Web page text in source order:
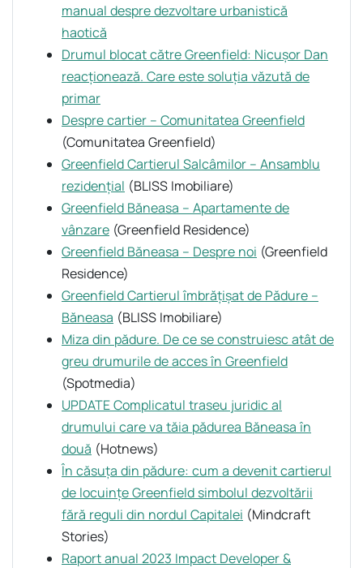
manual despre dezvoltare urbanistică
haotică
Drumul blocat către Greenfield: Nicușor Dan
reacționează. Care este soluția văzută de
primar
Despre cartier – Comunitatea Greenfield
(Comunitatea Greenfield)
Greenfield Cartierul Salcâmilor – Ansamblu
rezidenţial (BLISS Imobiliare)
Greenfield Băneasa – Apartamente de
vânzare (Greenfield Residence)
Greenfield Băneasa – Despre noi (Greenfield
Residence)
Greenfield Cartierul îmbrăţişat de Pădure –
Băneasa (BLISS Imobiliare)
Miza din pădure. De ce se construiesc atât de
greu drumurile de acces în Greenfield
(Spotmedia)
UPDATE Complicatul traseu juridic al
drumului care va tăia pădurea Băneasa în
două (Hotnews)
În căsuța din pădure: cum a devenit cartierul
de locuințe Greenfield simbolul dezvoltării
fără reguli din nordul Capitalei (Mindcraft
Stories)
Raport anual 2023 Impact Developer &